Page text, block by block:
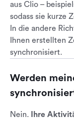
aus Clio –
sodass sie kurze
In die andere
Ihnen erstellten
synchronisiert.
Werden
Nein.
Ihre